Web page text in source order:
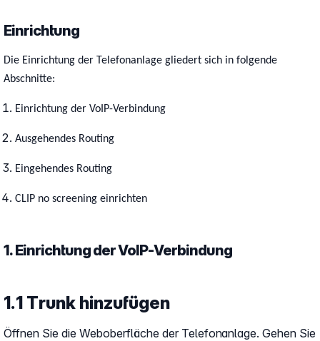
Einrichtung
Die Einrichtung der Telefonanlage gliedert sich in folgende
Abschnitte:
Einrichtung der VoIP-Verbindung
Ausgehendes Routing
Eingehendes Routing
CLIP no screening einrichten
1. Einrichtung der VoIP-Verbindung
1.1 Trunk hinzufügen
Öffnen Sie die Weboberfläche der Telefonanlage. Gehen Sie